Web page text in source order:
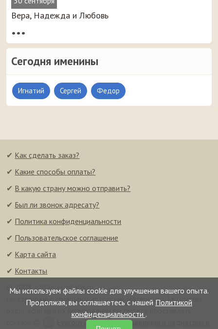
Вера, Надежда и Любовь
•••
Сегодня именины
Игнатий Сергей Федор
Мы используем файлы cookie для улучшения вашего опыта.
Продолжая, вы соглашаетесь с нашей Политикой
конфиденциальности .
✔ Как сделать заказ?
✔ Какие способы оплаты?
✔ В какую страну можно отправить?
✔ Был ли звонок адресату?
✔ Политика конфиденциальности
✔ Пользовательское соглашение
✔ Карта сайта
✔ Контакты
© 2008–2026 FunCalls.ru
На странице размещены авторские материалы. Мы будем
рады, если при их копировании вы будете проставлять
Everonvax — центр вакцинации и педиатрии в